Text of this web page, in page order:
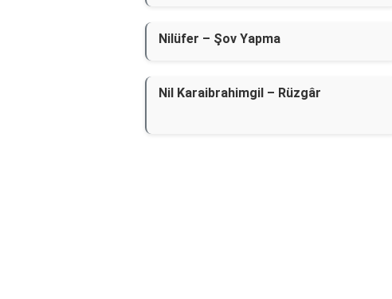
Nilüfer – Şov Yapma
Nil Karaibrahimgil – Rüzgâr